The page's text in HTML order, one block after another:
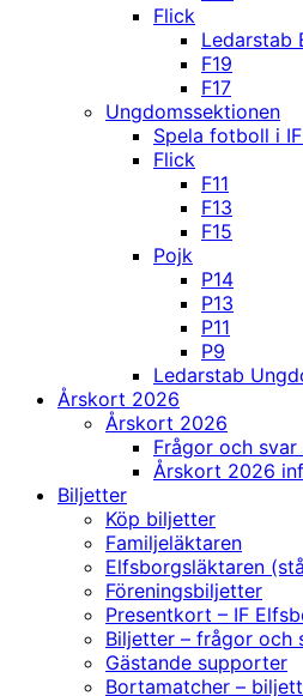
Flick
Ledarstab
F19
F17
Ungdomssektionen
Spela fotboll i
Flick
F11
F13
F15
Pojk
P14
P13
P11
P9
Ledarstab
Årskort 2026
Årskort 2026
Frågor och
Årskort 2026
Biljetter
Köp biljetter
Familjeläktaren
Elfsborgsläktaren
Föreningsbiljetter
Presentkort – IF
Biljetter – frågor och
Gästande supporter
Bortamatcher –